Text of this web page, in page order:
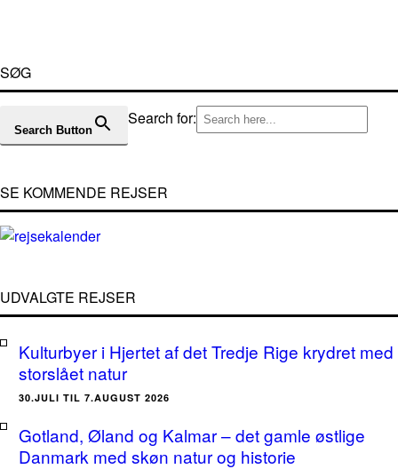
SØG
Search for:
Search Button
SE KOMMENDE REJSER
UDVALGTE REJSER
Kulturbyer i Hjertet af det Tredje Rige krydret med
storslået natur
30.JULI TIL 7.AUGUST 2026
Gotland, Øland og Kalmar – det gamle østlige
Danmark med skøn natur og historie